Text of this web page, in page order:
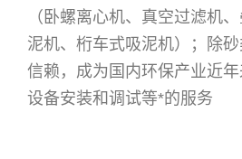
（卧螺离心机、真空过滤机
泥机、桁车式吸泥机）；除
信赖，成为国内环保产业近
设备安装和调试等*的服务